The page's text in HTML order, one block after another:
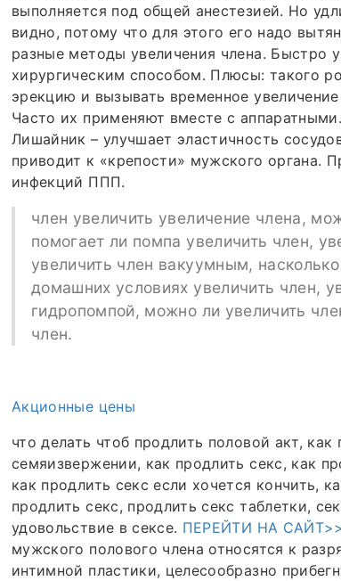
выполняется под общей анестезией. Но
видно, потому что для этого его надо
разные методы увеличения члена. Быстро
хирургическим способом. Плюсы: такого
эрекцию и вызывать временное
Часто их применяют вместе с аппаратными.
Лишайник – улучшает эластичность
приводит к «крепости» мужского органа.
инфекций ППП.
член увеличить увеличение члена,
помогает ли помпа увеличить член,
увеличить член вакуумным,
домашних условиях увеличить член,
гидропомпой, можно ли увеличить
член.
Акционные цены
что делать чтоб продлить половой акт,
семяизвержении, как продлить секс, как
как продлить секс если хочется кончить,
продлить секс, продлить секс таблетки,
удовольствие в сексе. ПЕРЕЙТИ НА
мужского полового члена относятся к
интимной пластики, целесообразно